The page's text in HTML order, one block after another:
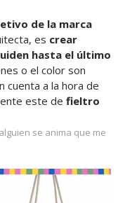
de la marca
es crear
hasta el último
o el color son
cuenta a la hora de
este de fieltro
se anima que me